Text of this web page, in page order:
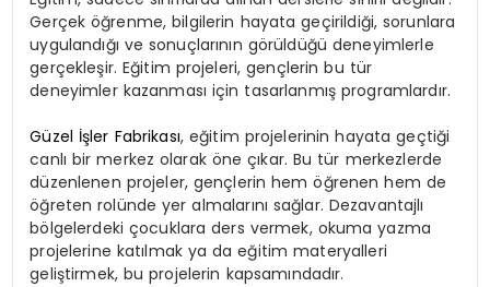
Gerçek öğrenme, bilgilerin hayata geçirildiği, sorunlara
uygulandığı ve sonuçlarının görüldüğü deneyimlerle
gerçekleşir. Eğitim projeleri, gençlerin bu tür
deneyimler kazanması için tasarlanmış programlardır.
Güzel İşler Fabrikası, eğitim projelerinin hayata geçtiği
canlı bir merkez olarak öne çıkar. Bu tür merkezlerde
düzenlenen projeler, gençlerin hem öğrenen hem de
öğreten rolünde yer almalarını sağlar. Dezavantajlı
bölgelerdeki çocuklara ders vermek, okuma yazma
projelerine katılmak ya da eğitim materyalleri
geliştirmek, bu projelerin kapsamındadır.